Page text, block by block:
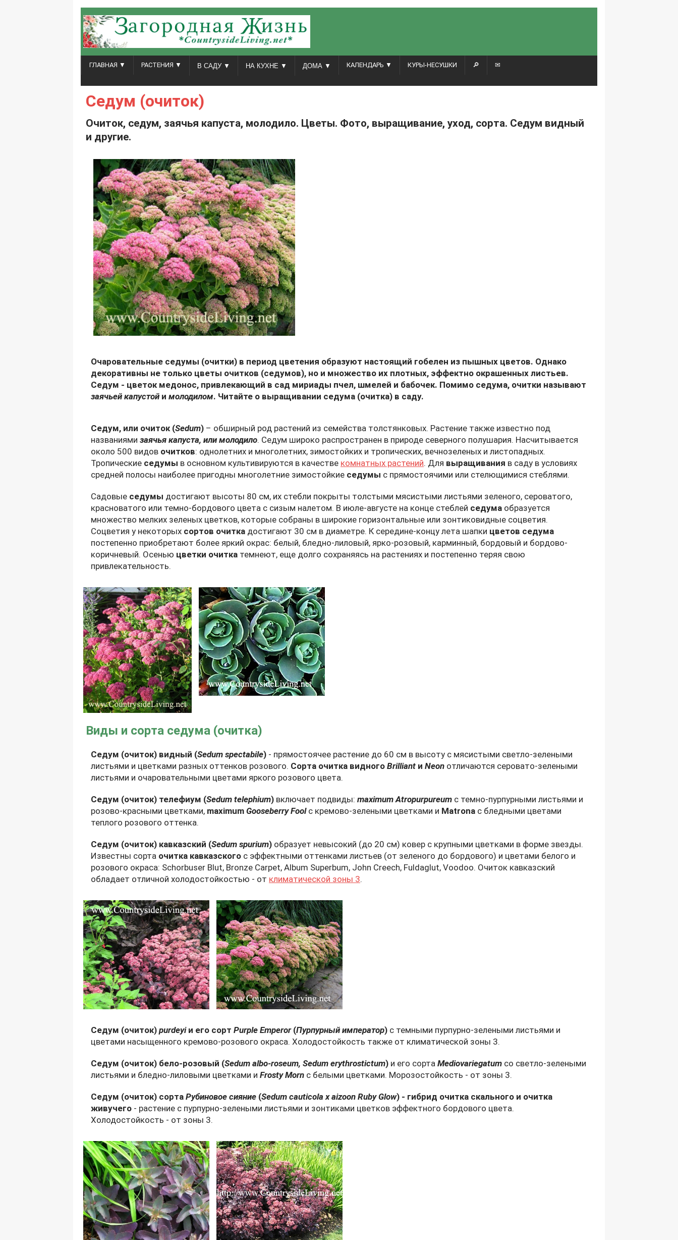
ГЛАВНАЯ ▼ РАСТЕНИЯ ▼ В САДУ ▼ НА КУХНЕ ▼ ДОМА ▼ КАЛЕНДАРЬ ▼ КУРЫ-НЕСУШКИ 🔎 ✉
Седум (очиток)
Очиток, седум, заячья капуста, молодило. Цветы. Фото, выращивание, уход, сорта. Седум видный
и другие.
Очаровательные седумы (очитки) в период цветения образуют настоящий гобелен из пышных цветов. Однако
декоративны не только цветы очитков (седумов), но и множество их плотных, эффектно окрашенных листьев.
Седум - цветок медонос, привлекающий в сад мириады пчел, шмелей и бабочек. Помимо седума, очитки называют
заячьей капустой и молодилом. Читайте о выращивании седума (очитка) в саду.
Седум, или очиток (Sedum) – обширный род растений из семейства толстянковых. Растение также известно под
названиями заячья капуста, или молодило. Седум широко распространен в природе северного полушария. Насчитывается
около 500 видов очитков: однолетних и многолетних, зимостойких и тропических, вечнозеленых и листопадных.
Тропические седумы в основном культивируются в качестве комнатных растений. Для выращивания в саду в условиях
средней полосы наиболее пригодны многолетние зимостойкие седумы с прямостоячими или стелющимися стеблями.
Садовые седумы достигают высоты 80 см, их стебли покрыты толстыми мясистыми листьями зеленого, сероватого,
красноватого или темно-бордового цвета с сизым налетом. В июле-августе на конце стеблей седума образуется
множество мелких зеленых цветков, которые собраны в широкие горизонтальные или зонтиковидные соцветия.
Соцветия у некоторых сортов очитка достигают 30 см в диаметре. К середине-концу лета шапки цветов седума
постепенно приобретают более яркий окрас: белый, бледно-лиловый, ярко-розовый, карминный, бордовый и бордово-
коричневый. Осенью цветки очитка темнеют, еще долго сохраняясь на растениях и постепенно теряя свою
привлекательность.
Виды и сорта седума (очитка)
Седум (очиток) видный (Sedum spectabile) - прямостоячее растение до 60 см в высоту с мясистыми светло-зелеными
листьями и цветками разных оттенков розового. Сорта очитка видного Brilliant и Neon отличаются серовато-зелеными
листьями и очаровательными цветами яркого розового цвета.
Седум (очиток) телефиум (Sedum telephium) включает подвиды: maximum Atropurpureum с темно-пурпурными листьями и
розово-красными цветками, maximum Gooseberry Foolс кремово-зелеными цветками и Matrona с бледными цветами
теплого розового оттенка.
Седум (очиток) кавказский (Sedum spurium) образует невысокий (до 20 см) ковер с крупными цветками в форме звезды.
Известны сорта очитка кавказского с эффектными оттенками листьев (от зеленого до бордового) и цветами белого и
розового окраса: Schorbuser Blut, Bronze Carpet, Album Superbum, John Creech, Fuldaglut, Voodoo. Очиток кавказский
обладает отличной холодостойкостью - от климатической зоны 3.
Седум (очиток) purdeyiи его сорт Purple Emperor(Пурпурный император) с темными пурпурно-зелеными листьями и
цветами насыщенного кремово-розового окраса. Холодостойкость также от климатической зоны 3.
Седум (очиток) бело-розовый (Sedum albo-roseum, Sedum erythrostictum) и его сорта Mediovariegatum со светло-зелеными
листьями и бледно-лиловыми цветками и Frosty Morn с белыми цветками. Морозостойкость - от зоны 3.
Седум (очиток) сорта Рубиновое сияние (Sedum cauticola x aizoon Ruby Glow) - гибрид очитка скального и очитка
живучего - растение с пурпурно-зелеными листьями и зонтиками цветков эффектного бордового цвета.
Холодостойкость - от зоны 3.